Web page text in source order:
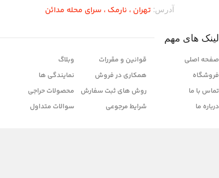
آدرس: تهران ،‌ نارمک ، سرای محله مدائن
لینک های مهم
صفحه اصلی
فروشگاه
تماس با ما
درباره ما
قوانین و مقررات
همکاری در فروش
روش های ثبت سفارش
شرایط مرجوعی
وبلاگ
نمایندگی ها
محصولات حراجی
سوالات متداول